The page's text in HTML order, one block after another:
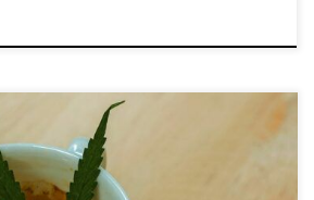
we wszystkich roślinach, co
natknąłeś się na wiele z nich w